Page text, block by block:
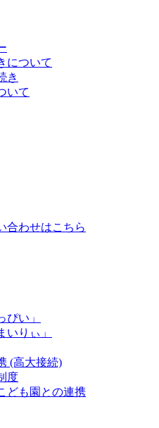
について
き
いて
合わせはこちら
ぴい」
いりぃ」
(高大接続)
度
ども園との連携